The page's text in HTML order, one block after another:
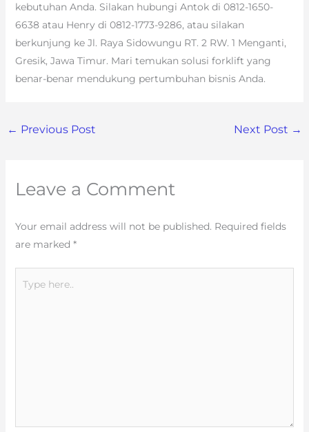
kebutuhan Anda. Silakan hubungi Antok di 0812-1650-
6638 atau Henry di 0812-1773-9286, atau silakan
berkunjung ke Jl. Raya Sidowungu RT. 2 RW. 1 Menganti,
Gresik, Jawa Timur. Mari temukan solusi forklift yang
benar-benar mendukung pertumbuhan bisnis Anda.
← Previous Post Next Post →
Leave a Comment
Your email address will not be published. Required fields
are marked *
here..